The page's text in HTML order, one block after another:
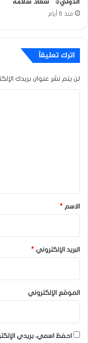
منذ 6 أيام
اترك تعليقاً
لن يتم نشر عنوان بريدك
*الاسم *
البريد الإلكتروني *
الموقع الإلكتروني
احفظ اسمي، بريدي